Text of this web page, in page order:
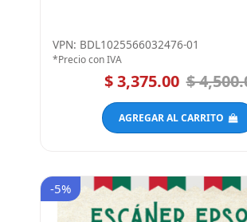
VPN: BDL1025566032476-01
*Precio con IVA
$ 3,375.00$
AGREGAR AL CARRITO
-5%